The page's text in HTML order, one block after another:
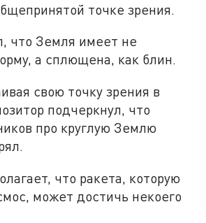
точке зрения.
что Земля имеет не
а сплющена, как блин.
свою точку зрения в
подчеркнул, что
про круглую Землю
что ракета, которую
может достичь некоего